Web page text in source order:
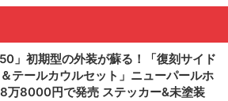
」初期型の外装が蘇る！「復刻サイド
テールカウルセット」ニューパールホ
万8000円で発売 ステッカー&未塗装